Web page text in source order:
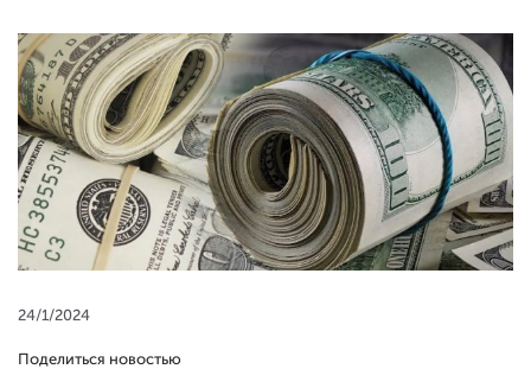
24/1/2024
Поделиться новостью